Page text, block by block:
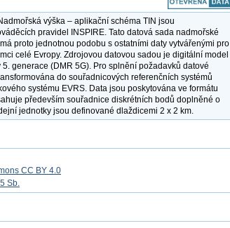
výška – aplikační schéma TIN jsou
pravidel INSPIRE. Tato datová sada nadmořské
proto jednotnou podobu s ostatními daty vytvářenými pro
celé Evropy. Zdrojovou datovou sadou je digitální model
generace (DMR 5G). Pro splnění požadavků datové
do souřadnicových referenčních systémů
systému EVRS. Data jsou poskytována ve formátu
především souřadnice diskrétních bodů doplněné o
jednotky jsou definované dlaždicemi 2 x 2 km.
CC BY 4.0
Sb.